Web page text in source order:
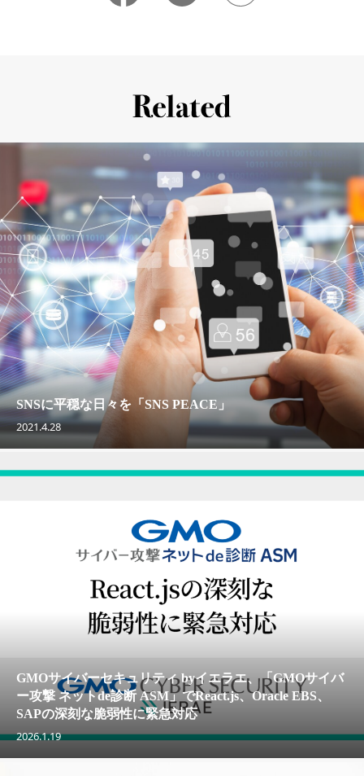
SNSに平穏な日々を「SNS PEACE」
2021.4.28
GMOサイバーセキュリティ byイエラエ、「GMOサイバ
ー攻撃 ネットde診断 ASM」でReact.js、Oracle EBS、
SAPの深刻な脆弱性に緊急対応
2026.1.19